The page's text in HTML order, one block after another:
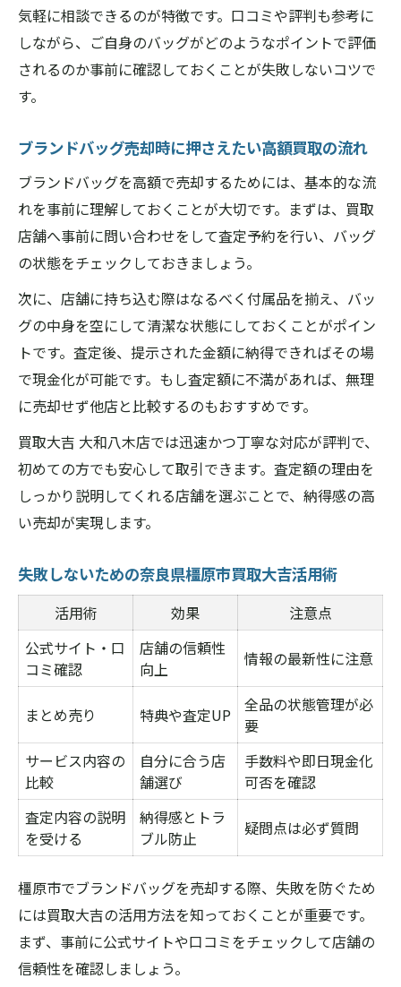
初めてでも安心のサポート体制とは
奈良県橿原市で選ばれる理由と利用の流れ
ブランドバッグ売却時に重視したいポイント
リスト
査定額に差が出るブランドバッグの特徴
付属品の有無がもたらす違いとは
と
口コミ活用で見つける橿原市の信頼店選び
奈良県橿原市買取大吉の口コミ傾向まとめ
SNSやレビューサイトの活用ポイント
信頼できる買取サービスの見分け方
口コミ比較でわかるサービスの違い
口コミ評価を参考にした選び方のコツ
気軽に相談できるのが特徴です。口コミや評判も参考に
しながら、ご自身のバッグがどのようなポイントで評価
されるのか事前に確認しておくことが失敗しないコツで
す。
ブランドバッグ売却時に押さえたい高額買取の流れ
ブランドバッグを高額で売却するためには、基本的な流
れを事前に理解しておくことが大切です。まずは、買取
店舗へ事前に問い合わせをして査定予約を行い、バッグ
の状態をチェックしておきましょう。
次に、店舗に持ち込む際はなるべく付属品を揃え、バッ
グの中身を空にして清潔な状態にしておくことがポイン
トです。査定後、提示された金額に納得できればその場
で現金化が可能です。もし査定額に不満があれば、無理
に売却せず他店と比較するのもおすすめです。
買取大吉 大和八木店では迅速かつ丁寧な対応が評判で、
初めての方でも安心して取引できます。査定額の理由を
しっかり説明してくれる店舗を選ぶことで、納得感の高
い売却が実現します。
失敗しないための奈良県橿原市買取大吉活用術
活用術 効果
注意点
公式サイト・口
コミ確認
店舗の信頼性
向上
情報の最新性に注意
まとめ売り 特典や査定UP
全品の状態管理が必
要
サービス内容の
比較
自分に合う店
舗選び
手数料や即日現金化
可否を確認
査定内容の説明
を受ける
納得感とトラ
ブル防止
疑問点は必ず質問
橿原市でブランドバッグを売却する際、失敗を防ぐため
には買取大吉の活用方法を知っておくことが重要です。
まず、事前に公式サイトや口コミをチェックして店舗の
信頼性を確認しましょう。